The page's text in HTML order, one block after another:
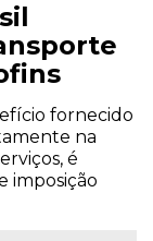
fornecido
na
é
imposição